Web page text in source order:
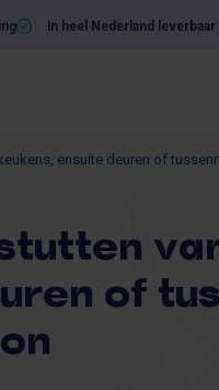
In heel Nederland leverbaar
ensuite deuren of
of